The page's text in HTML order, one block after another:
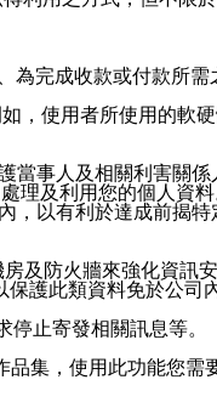
完成收款或付款所
，使用者所使用的軟
事人及相關利害關
理及利用您的個人資料
以有利於達成前揭
及防火牆來強化資訊
護此類資料免於公司
止寄發相關訊息等。
集，使用此功能您